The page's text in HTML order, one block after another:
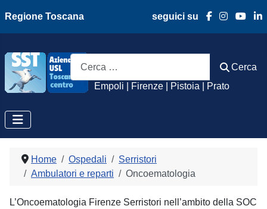
Regione Toscana seguici su
Azienda Usl
Empoli | Firenze | Pistoia | Prato
Cerca
Cerca
Home Ospedali
Serristori
Ambulatori e reparti
Oncoematologia
L’Oncoematologia Firenze Serristori nell’ambito della SOC